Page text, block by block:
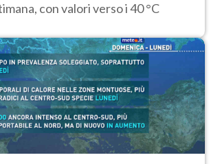
con valori verso i 40 °C